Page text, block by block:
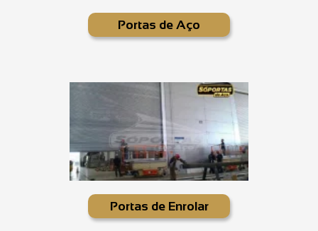
Portas de Aço
Portas de Enrolar